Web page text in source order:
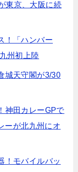
東京、大阪に続
！「ハンバー
州初上陸
城天守閣が3/30
神田カレーGPで
ーが北九州にオ
！モバイルバッ